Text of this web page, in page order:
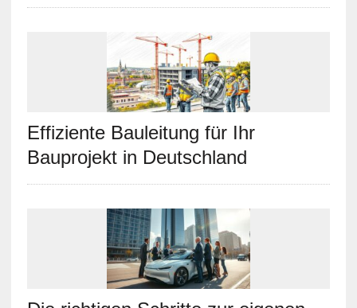
Effiziente Bauleitung für Ihr
Bauprojekt in Deutschland